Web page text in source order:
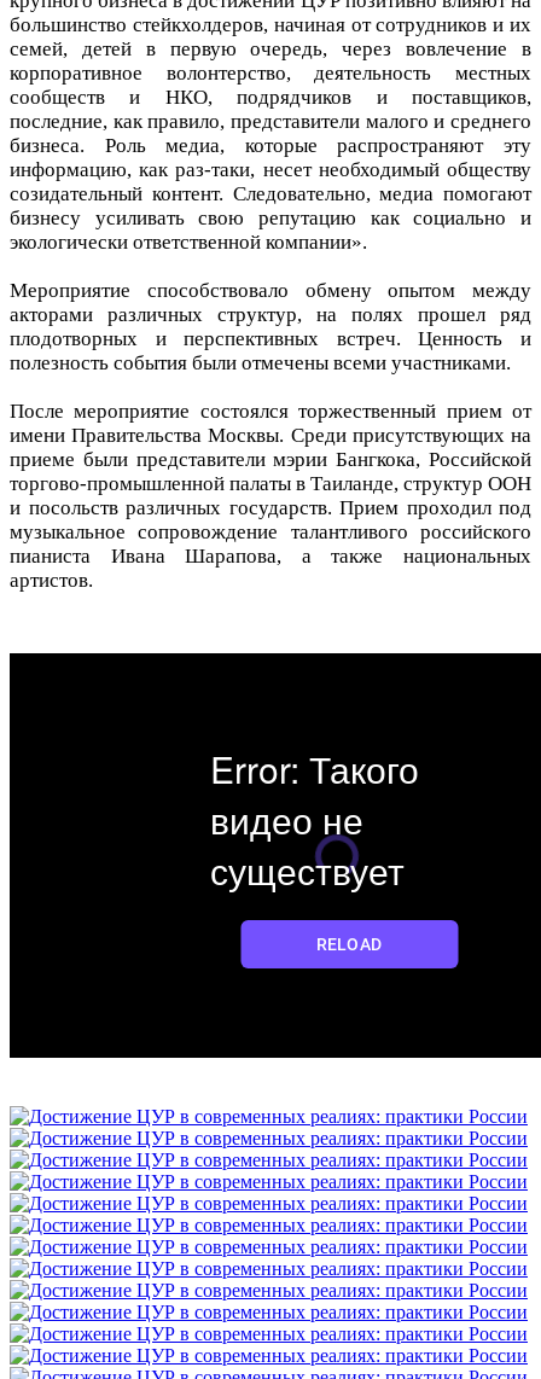
большинство стейкхолдеров, начиная от сотрудников и их
семей, детей в первую очередь, через вовлечение в
корпоративное волонтерство, деятельность местных
сообществ и НКО, подрядчиков и поставщиков,
последние, как правило, представители малого и среднего
бизнеса. Роль медиа, которые распространяют эту
информацию, как раз-таки, несет необходимый обществу
созидательный контент. Следовательно, медиа помогают
бизнесу усиливать свою репутацию как социально и
экологически ответственной компании».
Мероприятие способствовало обмену опытом между
акторами различных структур, на полях прошел ряд
плодотворных и перспективных встреч. Ценность и
полезность события были отмечены всеми участниками.
После мероприятие состоялся торжественный прием от
имени Правительства Москвы. Среди присутствующих на
приеме были представители мэрии Бангкока, Российской
торгово-промышленной палаты в Таиланде, структур ООН
и посольств различных государств. Прием проходил под
музыкальное сопровождение талантливого российского
пианиста Ивана Шарапова, а также национальных
артистов.